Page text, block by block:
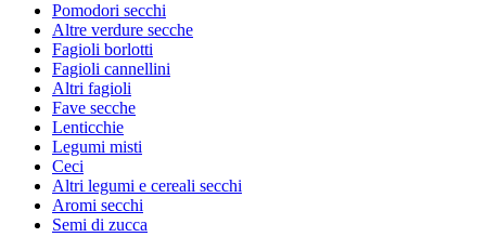
Pomodori secchi
Altre verdure secche
Fagioli borlotti
Fagioli cannellini
Altri fagioli
Fave secche
Lenticchie
Legumi misti
Ceci
Altri legumi e cereali secchi
Aromi secchi
Semi di zucca